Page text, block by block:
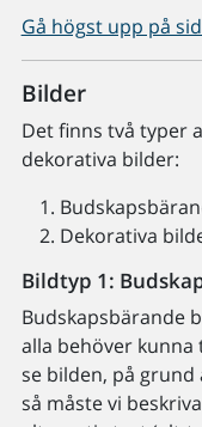
Gå högst upp på
Bilder
Det finns två typer
dekorativa bilder:
Dekorativa
Bildtyp 1:
Budskapsbärande
alla behöver kunna
se bilden, på grund
så måste vi